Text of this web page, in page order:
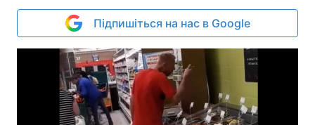
Підпишіться на нас в Google